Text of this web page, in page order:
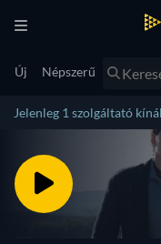
Új Népszerű
Jelenleg 1 szolgáltató